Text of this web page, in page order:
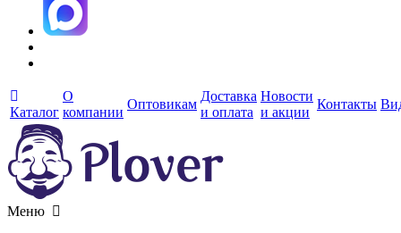
Каталог
О
компании
Оптовикам
Доставка
и оплата
Новости
и акции
Контакты
Меню